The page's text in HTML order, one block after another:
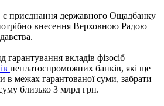
є приєднання державного Ощадбанку
внесення Верховною Радою
вкладів фізосіб
неплатоспроможних банків, які ще
в межах гарантованої суми, забрати
близько 3 млрд грн.